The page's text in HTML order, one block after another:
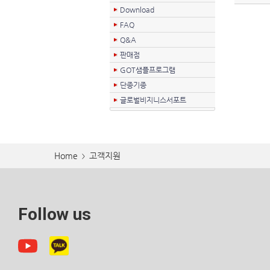
Download
FAQ
Q&A
판매점
GOT샘플프로그램
단종기종
글로벌비지니스서포트
Home > 고객지원
Follow us